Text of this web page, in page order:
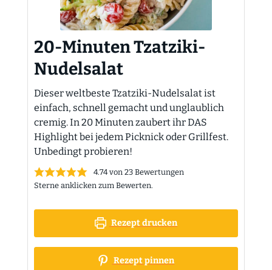
20-Minuten Tzatziki-
Nudelsalat
Dieser weltbeste Tzatziki-Nudelsalat ist
einfach, schnell gemacht und unglaublich
cremig. In 20 Minuten zaubert ihr DAS
Highlight bei jedem Picknick oder Grillfest.
Unbedingt probieren!
4.74von 23Bewertungen
Sterne anklicken zum Bewerten.
Rezept drucken
Rezept pinnen